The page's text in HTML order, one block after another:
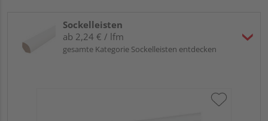
Sockelleisten
ab 2,24 € / lfm
gesamte Kategorie Sockelleisten entdecken